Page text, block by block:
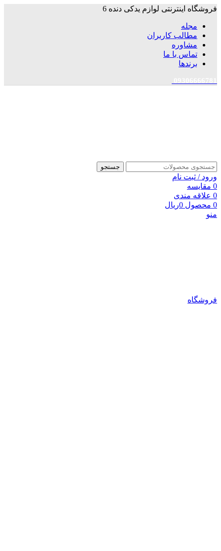
فروشگاه اینترنتی لوازم یدکی دنده 6
مجله
مطالب کاربران
مشاوره
تماس با ما
برندها
جستجو
ورود / ثبت نام
0 مقایسه
0 علاقه مندی
0 محصول 0ریال
منو
فروشگاه